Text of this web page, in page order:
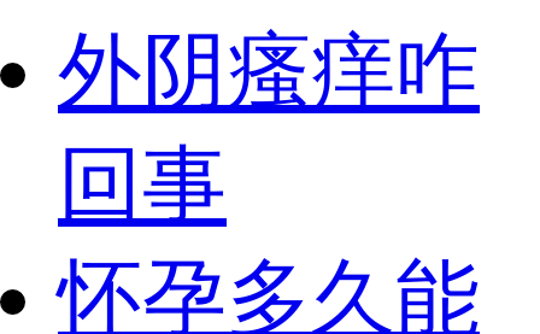
外阴瘙痒咋
回事
怀孕多久能